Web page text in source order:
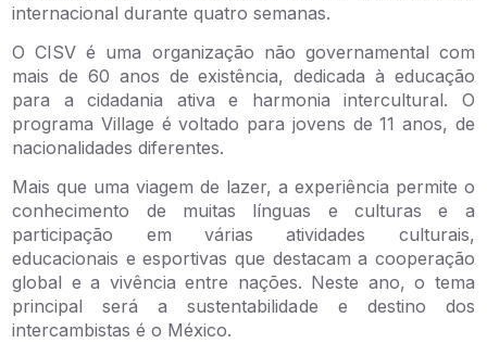
internacional durante quatro semanas.
O CISV é uma organização não governamental com
mais de 60 anos de existência, dedicada à educação
para a cidadania ativa e harmonia intercultural. O
programa Village é voltado para jovens de 11 anos, de
nacionalidades diferentes.
Mais que uma viagem de lazer, a experiência permite o
conhecimento de muitas línguas e culturas e a
participação em várias atividades culturais,
educacionais e esportivas que destacam a cooperação
global e a vivência entre nações. Neste ano, o tema
principal será a sustentabilidade e destino dos
intercambistas é o México.